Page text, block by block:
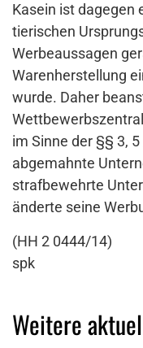
Kasein ist dagegen
tierischen
Werbeaussagen
Warenherstellung
wurde. Daher
im Sinne der §§ 3, 5
abgemahnte
strafbewehrte
änderte seine
(HH 2 0444/14)
spk
Weitere